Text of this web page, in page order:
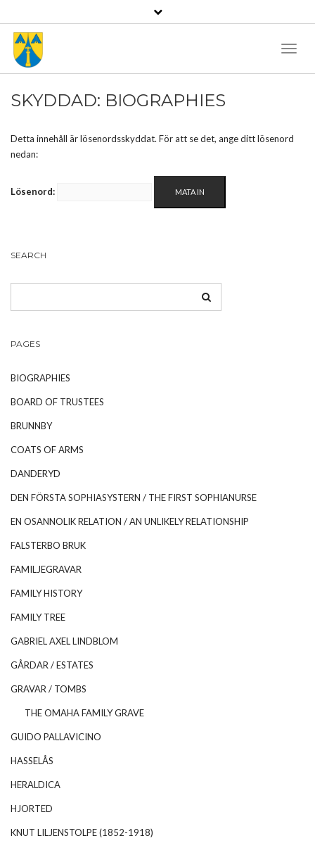
SKYDDAD: BIOGRAPHIES
Detta innehåll är lösenordsskyddat. För att se det, ange ditt lösenord
nedan:
Lösenord:
SEARCH
PAGES
BIOGRAPHIES
BOARD OF TRUSTEES
BRUNNBY
COATS OF ARMS
DANDERYD
DEN FÖRSTA SOPHIASYSTERN / THE FIRST SOPHIANURSE
EN OSANNOLIK RELATION / AN UNLIKELY RELATIONSHIP
FALSTERBO BRUK
FAMILJEGRAVAR
FAMILY HISTORY
FAMILY TREE
GABRIEL AXEL LINDBLOM
GÅRDAR / ESTATES
GRAVAR / TOMBS
THE OMAHA FAMILY GRAVE
GUIDO PALLAVICINO
HASSELÅS
HERALDICA
HJORTED
KNUT LILJENSTOLPE (1852-1918)